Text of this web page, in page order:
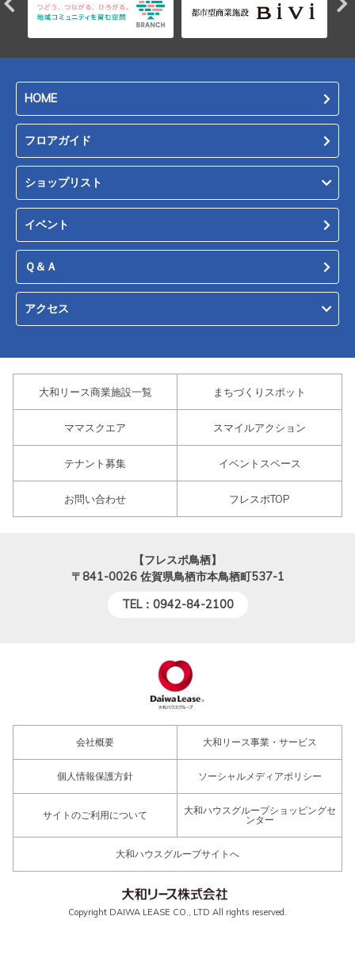
HOME
フロアガイド
ショップリスト
イベント
Ｑ＆Ａ
アクセス
大和リース商業施設一覧 まちづくりスポット
ママスクエア スマイルアクション
テナント募集 イベントスペース
お問い合わせ フレスポTOP
【フレスポ鳥栖】
〒841-0026 佐賀県鳥栖市本鳥栖町537-1
TEL：0942-84-2100
会社概要 大和リース事業・サービス
個人情報保護方針 ソーシャルメディアポリシー
サイトのご利用について
大和ハウスグループショッピングセ
ンター
大和ハウスグループサイトへ
Copyright DAIWA LEASE CO., LTD All rights reserved.